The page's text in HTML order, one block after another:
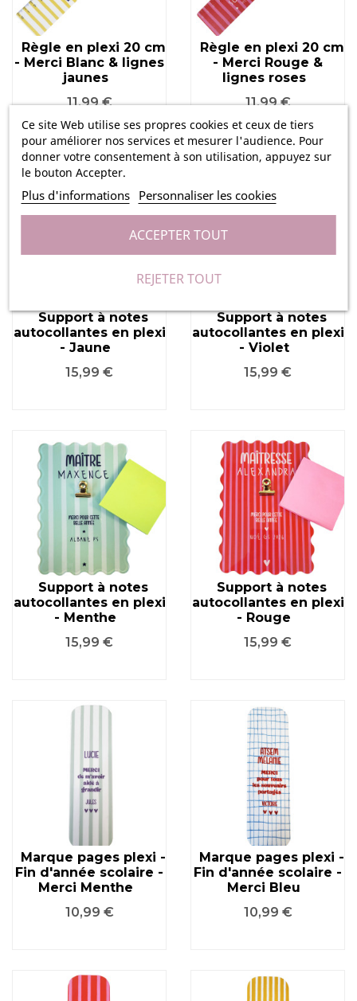
Ce site Web utilise ses propres cookies et ceux de tiers
pour améliorer nos services et mesurer l'audience. Pour
donner votre consentement à son utilisation, appuyez sur
le bouton Accepter.
Plus d'informations Personnaliser les cookies
REJETER TOUT
ACCEPTER TOUT
Règle en plexi 20 cm
- Merci Blanc & lignes
jaunes
Prix
11,99 €
Règle en plexi 20 cm
- Merci Rouge &
lignes roses
Prix
11,99 €
Support à notes
autocollantes en plexi
- Jaune
Prix
15,99 €
Support à notes
autocollantes en plexi
- Violet
Prix
15,99 €
Support à notes
autocollantes en plexi
- Menthe
Prix
15,99 €
Support à notes
autocollantes en plexi
- Rouge
Prix
15,99 €
Marque pages plexi -
Fin d'année scolaire -
Merci Menthe
Prix
10,99 €
Marque pages plexi -
Fin d'année scolaire -
Merci Bleu
Prix
10,99 €